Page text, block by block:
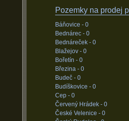
Pozemky na prodej
Báňovice - 0
Bednárec - 0
Bednáreček - 0
Blažejov - 0
Bořetín - 0
Březina - 0
Budeč - 0
Budíškovice - 0
Cep - 0
Červený Hrádek - 0
České Velenice - 0